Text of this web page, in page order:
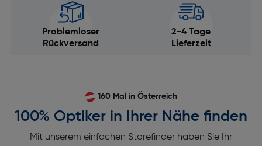
Problemloser
Rückversand
2-4 Tage
Lieferzeit
160 Mal in Österreich
100% Optiker in Ihrer Nähe finden
Mit unserem einfachen Storefinder haben Sie Ihr